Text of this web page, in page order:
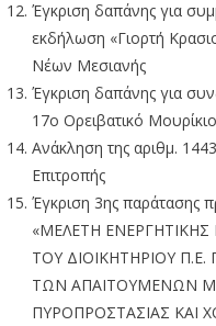
Έγκριση δαπάνης για
εκδήλωση «Γιορτή
Νέων Μεσιανής
Έγκριση δαπάνης για
17ο Ορειβατικό
Ανάκληση της αριθμ.
Επιτροπής
Έγκριση 3ης παράτασης
«ΜΕΛΕΤΗ
ΤΟΥ ΔΙΟΙΚΗΤΗΡΙΟΥ
ΤΩΝ ΑΠΑΙΤΟΥΜΕΝΩΝ
ΠΥΡΟΠΡΟΣΤΑΣΙΑΣ ΚΑΙ